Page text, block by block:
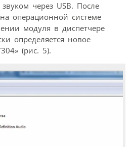
через USB. После
операционной системе
модуля в диспетчере
определяется новое
(рис. 5).